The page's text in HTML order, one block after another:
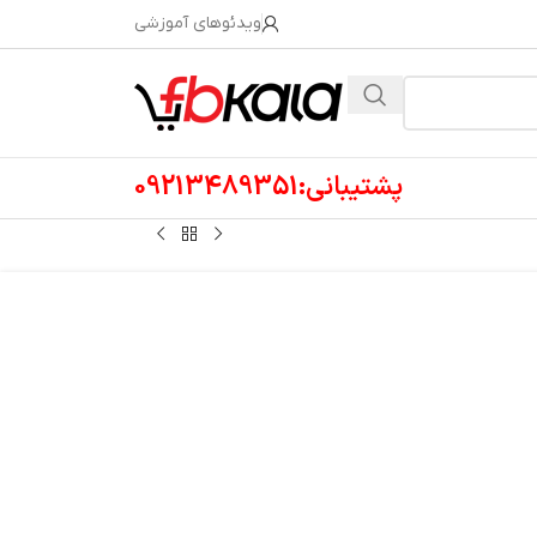
ویدئوهای آموزشی
پشتیبانی:09213489351